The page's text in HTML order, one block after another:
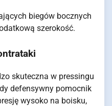
biegów bocznych
szerokość.
skuteczna w pressingu
defensywny pomocnik
wysoko na boisku,